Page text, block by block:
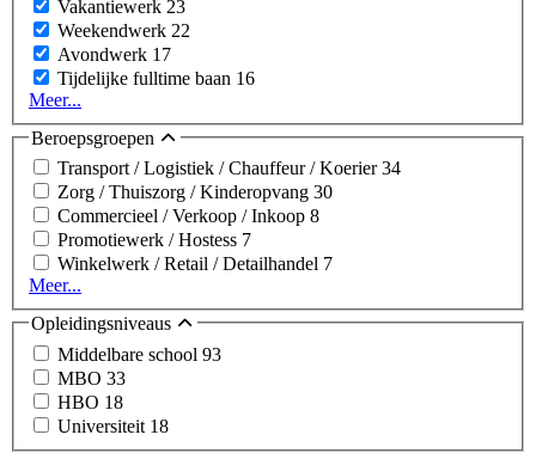
Vakantiewerk 23
Weekendwerk 22
Avondwerk 17
Tijdelijke fulltime baan 16
Meer...
Beroepsgroepen
Transport / Logistiek / Chauffeur / Koerier34
Zorg / Thuiszorg / Kinderopvang 30
Commercieel / Verkoop / Inkoop 8
Promotiewerk / Hostess 7
Winkelwerk / Retail / Detailhandel 7
Meer...
Opleidingsniveaus
Middelbare school 93
MBO 33
HBO 18
Universiteit 18